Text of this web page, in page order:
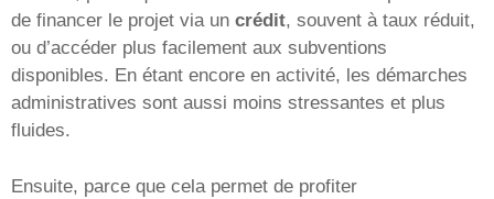
de financer le projet via un crédit, souvent à taux réduit,
ou d’accéder plus facilement aux subventions
disponibles. En étant encore en activité, les démarches
administratives sont aussi moins stressantes et plus
fluides.
Ensuite, parce que cela permet de profiter